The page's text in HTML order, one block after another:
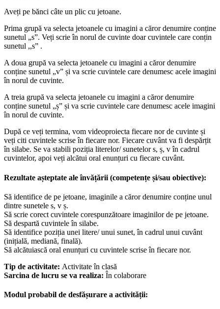
Aveți pe bănci câte un plic cu jetoane.
Prima grupă va selecta jetoanele cu imagini a căror denumire conține
sunetul „s”. Veți scrie în norul de cuvinte doar cuvintele care conțin
sunetul ,,s” .
A doua grupă va selecta jetoanele cu imagini a căror denumire
conține sunetul „v” și va scrie cuvintele care denumesc acele imagini
în norul de cuvinte.
A treia grupă va selecta jetoanele cu imagini a căror denumire
conține sunetul „ș” și va scrie cuvintele care denumesc acele imagini
în norul de cuvinte.
După ce veți termina, vom videoproiecta fiecare nor de cuvinte și
veți citi cuvintele scrise în fiecare nor. Fiecare cuvânt va fi despărțit
în silabe. Se va stabili poziția literelor/ sunetelor s, ș, v în cadrul
cuvintelor, apoi veți alcătui oral enunțuri cu fiecare cuvânt.
Rezultate așteptate ale învățării (competențe și/sau obiective):
Să identifice de pe jetoane, imaginile a căror denumire conține unul
dintre sunetele s, v ș.
Să scrie corect cuvintele corespunzătoare imaginilor de pe jetoane.
Să despartă cuvintele în silabe.
Să identifice poziția unei litere/ unui sunet, în cadrul unui cuvânt
(inițială, mediană, finală).
Să alcătuiască oral enunțuri cu cuvintele scrise în fiecare nor.
Tip de activitate: Activitate în clasă
Sarcina de lucru se va realiza: În colaborare
Modul probabil de desfășurare a activității: